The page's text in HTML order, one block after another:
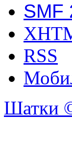
SMF
RSS
Шатки